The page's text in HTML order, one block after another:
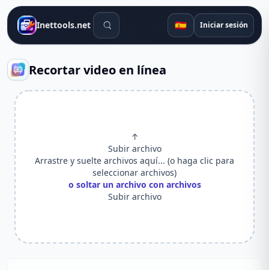
Inettools.net Herramientas de búsqueda
🇪🇸 Iniciar sesión
Recortar video en línea
↑
Subir archivo
Arrastre y suelte archivos aquí... (o haga clic para
seleccionar archivos)
o soltar un archivo con archivos
Subir archivo